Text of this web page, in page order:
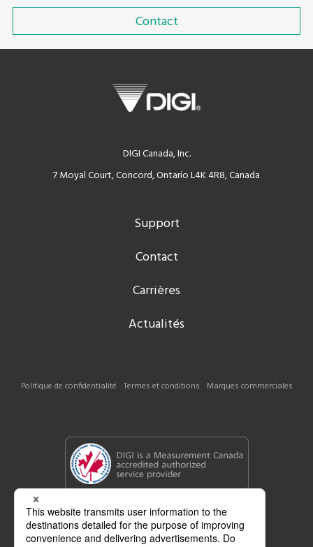
Contact
DIGI Canada, Inc.
7 Moyal Court, Concord, Ontario L4K 4R8, Canada
Support
Contact
Carrières
Actualités
Politique de confidentialité Termes et conditions Marques commerciales